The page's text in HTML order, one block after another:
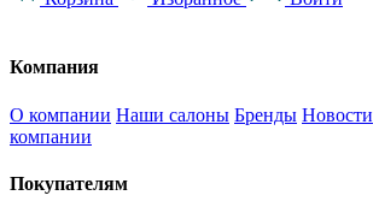
Компания
О компании Наши салоны Бренды Новости
компании
Покупателям